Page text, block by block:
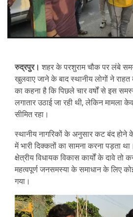
रुद्रपुर। शहर के परशुराम चौक पर लंबे
खुलवाए जाने के बाद स्थानीय लोगों ने राहत
का कहना है कि पिछले चार वर्षों से इस
लगातार उठाई जा रही थी, लेकिन मामला
सीमित रहा।
स्थानीय नागरिकों के अनुसार कट बंद होने
में भारी दिक्कतों का सामना करना पड़ता
क्षेत्रीय विधायक विकास कार्यों के दावे तो
महत्वपूर्ण जनसमस्या के समाधान के लिए
गया।
Video
Player